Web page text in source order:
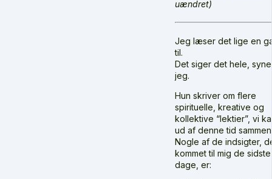
uændret)
Jeg læser det lige en
til.
Det siger det hele,
jeg.
Hun skriver om flere
spirituelle, kreative og
kollektive “lektier”, vi
ud af denne tid
Nogle af de indsigter,
kommet til mig de
dage, er: